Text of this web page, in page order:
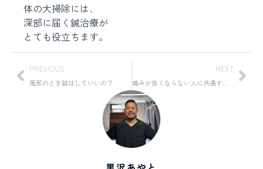
体の大掃除には、
深部に届く鍼治療が
とても役立ちます。
PREVIOUS
風邪のとき鍼はしていいの？
NEXT